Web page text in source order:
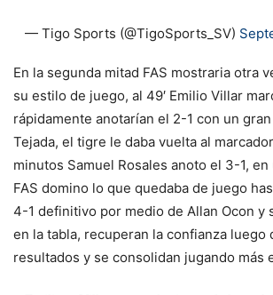
— Tigo Sports (@TigoSports_SV)
En la segunda mitad FAS mostraria otra
su estilo de juego, al 49′ Emilio Villar
rápidamente anotarían el 2-1 con un
Tejada, el tigre le daba vuelta al
minutos Samuel Rosales anoto el 3-1,
FAS domino lo que quedaba de juego
4-1 definitivo por medio de Allan Ocon y
en la tabla, recuperan la confianza luego
resultados y se consolidan jugando más